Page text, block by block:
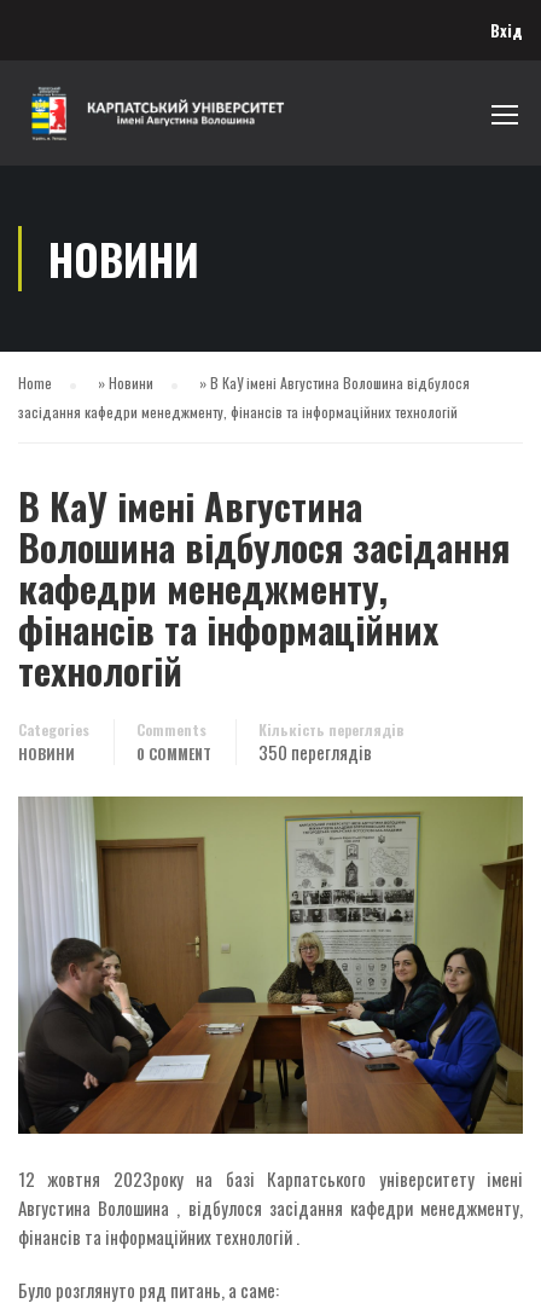
Вхід
НОВИНИ
Home »Новини »В КаУ імені Августина Волошина відбулося
засідання кафедри менеджменту, фінансів та інформаційних технологій
В КаУ імені Августина
Волошина відбулося засідання
кафедри менеджменту,
фінансів та інформаційних
технологій
Categories
НОВИНИ
Comments
0 COMMENT
Кількість переглядів
350 переглядів
12 жовтня 2023року на базі Карпатського університету імені
Августина Волошина , відбулося засідання кафедри менеджменту,
фінансів та інформаційних технологій .
Було розглянуто ряд питань, а саме: